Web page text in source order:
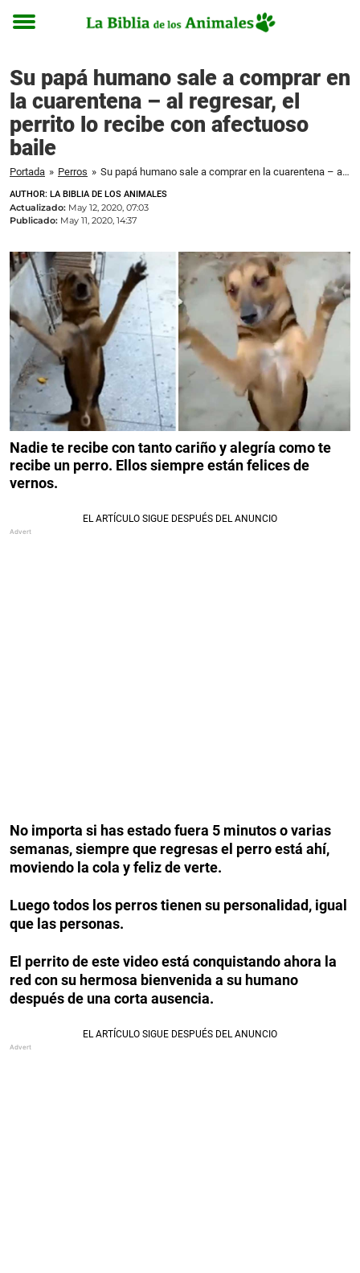
Toggle
Su papá humano sale a comprar en
la cuarentena – al regresar, el
perrito lo recibe con afectuoso
baile
Portada » Perros » Su papá humano sale a comprar en la cuarentena – al regresar, el perrito lo recibe con afectuoso baile
AUTHOR: LA BIBLIA DE LOS ANIMALES
Actualizado: May 12, 2020, 07:03
Publicado: May 11, 2020, 14:37
Nadie te recibe con tanto cariño y alegría como te
recibe un perro. Ellos siempre están felices de
vernos.
No importa si has estado fuera 5 minutos o varias
semanas, siempre que regresas el perro está ahí,
moviendo la cola y feliz de verte.
Luego todos los perros tienen su personalidad, igual
que las personas.
El perrito de este video está conquistando ahora la
red con su hermosa bienvenida a su humano
después de una corta ausencia.